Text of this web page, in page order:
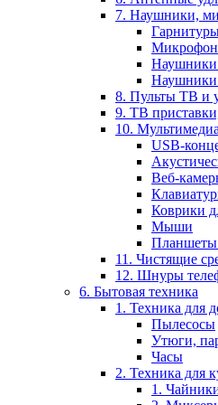
7. Наушники,
Наушники
8. Пульты ТВ и
9. ТВ
10.
USB-
Веб-
Коврики
Мыши
Планшеты
11. Чистящие
12. Шнуры
6. Бытовая техника
1. Техника для
Пылесосы
Утюги,
Часы
2. Техника для
1.